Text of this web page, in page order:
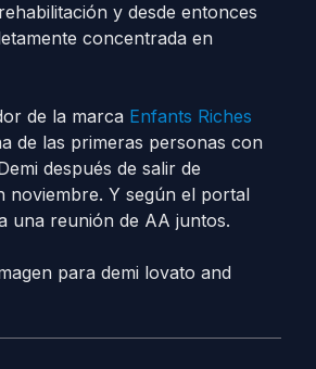
y desde entonces
concentrada en
de la marca Enfants Riches
de las primeras personas con
después de salir de
noviembre. Y según el portal
una reunión de AA juntos.